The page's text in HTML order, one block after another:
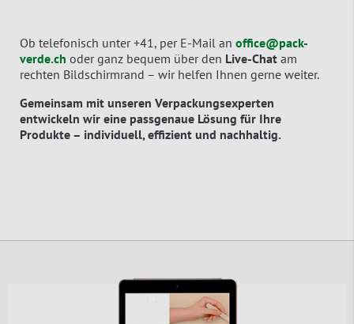
Ob telefonisch unter +41, per E-Mail an office@pack-
verde.ch oder ganz bequem über den Live-Chat am
rechten Bildschirmrand – wir helfen Ihnen gerne weiter.
Gemeinsam mit unseren Verpackungsexperten
entwickeln wir eine passgenaue Lösung für Ihre
Produkte – individuell, effizient und nachhaltig.